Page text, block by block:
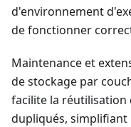
d'environnement
de fonctionner
Maintenance et
de stockage par
facilite la réutilisation
dupliqués, simplifiant